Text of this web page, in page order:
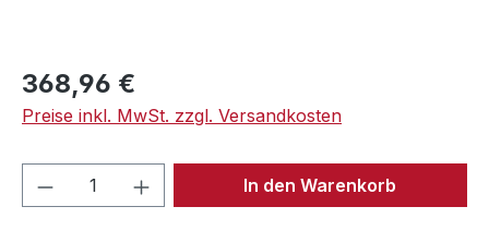
Regulärer Preis:
368,96 €
Preise inkl. MwSt. zzgl. Versandkosten
Produkt Anzahl: Gib denIn den Warenkorb